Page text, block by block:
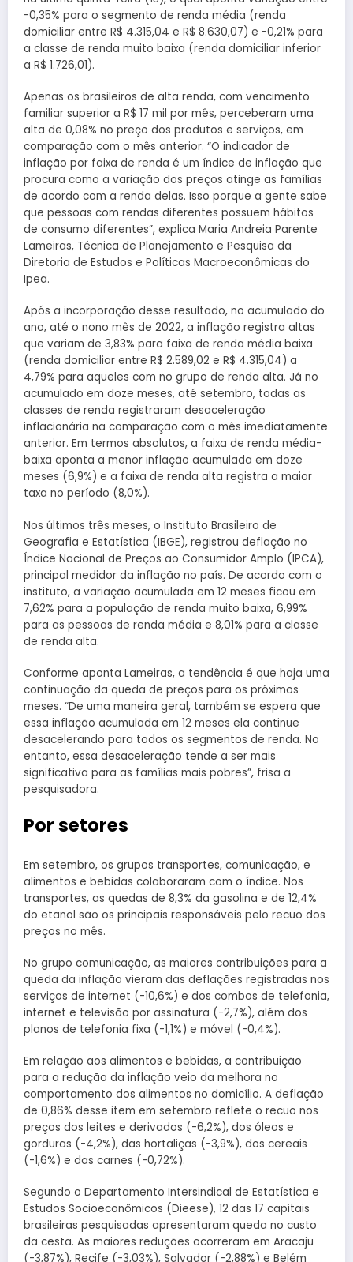
-0,35% para o segmento de renda média (renda
domiciliar entre R$ 4.315,04 e R$ 8.630,07) e -0,21% para
a classe de renda muito baixa (renda domiciliar inferior
a R$ 1.726,01).
Apenas os brasileiros de alta renda, com vencimento
familiar superior a R$ 17 mil por mês, perceberam uma
alta de 0,08% no preço dos produtos e serviços, em
comparação com o mês anterior. “O indicador de
inflação por faixa de renda é um índice de inflação que
procura como a variação dos preços atinge as famílias
de acordo com a renda delas. Isso porque a gente sabe
que pessoas com rendas diferentes possuem hábitos
de consumo diferentes”, explica Maria Andreia Parente
Lameiras, Técnica de Planejamento e Pesquisa da
Diretoria de Estudos e Políticas Macroeconômicas do
Ipea.
Após a incorporação desse resultado, no acumulado do
ano, até o nono mês de 2022, a inflação registra altas
que variam de 3,83% para faixa de renda média baixa
(renda domiciliar entre R$ 2.589,02 e R$ 4.315,04) a
4,79% para aqueles com no grupo de renda alta. Já no
acumulado em doze meses, até setembro, todas as
classes de renda registraram desaceleração
inflacionária na comparação com o mês imediatamente
anterior. Em termos absolutos, a faixa de renda média-
baixa aponta a menor inflação acumulada em doze
meses (6,9%) e a faixa de renda alta registra a maior
taxa no período (8,0%).
Nos últimos três meses, o Instituto Brasileiro de
Geografia e Estatística (IBGE), registrou deflação no
Índice Nacional de Preços ao Consumidor Amplo (IPCA),
principal medidor da inflação no país. De acordo com o
instituto, a variação acumulada em 12 meses ficou em
7,62% para a população de renda muito baixa, 6,99%
para as pessoas de renda média e 8,01% para a classe
de renda alta.
Conforme aponta Lameiras, a tendência é que haja uma
continuação da queda de preços para os próximos
meses. “De uma maneira geral, também se espera que
essa inflação acumulada em 12 meses ela continue
desacelerando para todos os segmentos de renda. No
entanto, essa desaceleração tende a ser mais
significativa para as famílias mais pobres”, frisa a
pesquisadora.
Por setores
Em setembro, os grupos transportes, comunicação, e
alimentos e bebidas colaboraram com o índice. Nos
transportes, as quedas de 8,3% da gasolina e de 12,4%
do etanol são os principais responsáveis pelo recuo dos
preços no mês.
No grupo comunicação, as maiores contribuições para a
queda da inflação vieram das deflações registradas nos
serviços de internet (-10,6%) e dos combos de telefonia,
internet e televisão por assinatura (-2,7%), além dos
planos de telefonia fixa (-1,1%) e móvel (-0,4%).
Em relação aos alimentos e bebidas, a contribuição
para a redução da inflação veio da melhora no
comportamento dos alimentos no domicílio. A deflação
de 0,86% desse item em setembro reflete o recuo nos
preços dos leites e derivados (-6,2%), dos óleos e
gorduras (-4,2%), das hortaliças (-3,9%), dos cereais
(-1,6%) e das carnes (-0,72%).
Segundo o Departamento Intersindical de Estatística e
Estudos Socioeconômicos (Dieese), 12 das 17 capitais
brasileiras pesquisadas apresentaram queda no custo
da cesta. As maiores reduções ocorreram em Aracaju
(-3,87%), Recife (-3,03%), Salvador (-2,88%) e Belém